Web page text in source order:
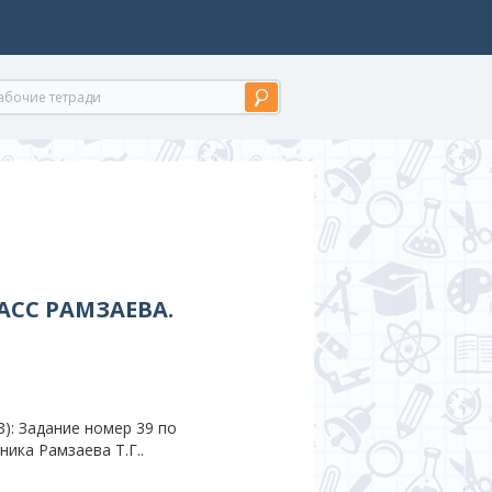
РАМЗАЕВА.
Задание номер 39 по
Рамзаева Т.Г..